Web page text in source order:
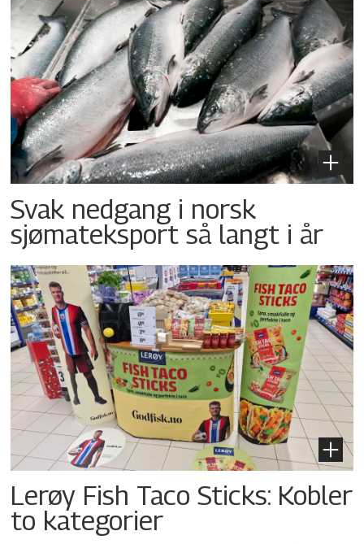
Svak nedgang i norsk
sjømateksport så langt i år
Lerøy Fish Taco Sticks: Kobler
to kategorier